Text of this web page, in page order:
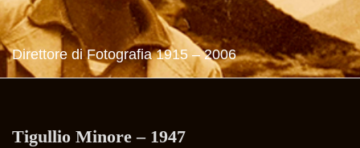
Direttore di Fotografia 1915 – 2006
Tigullio Minore – 1947